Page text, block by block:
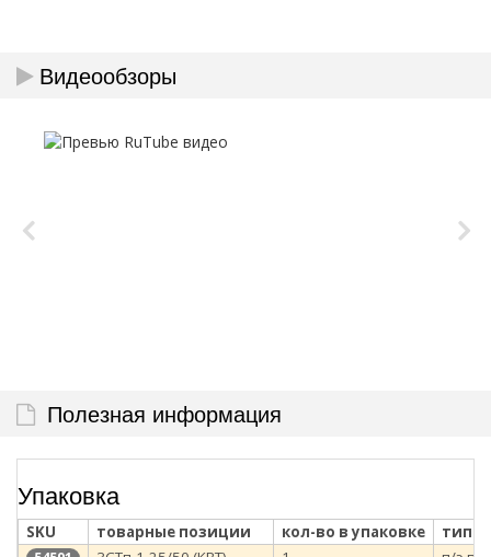
Видеообзоры
Полезная информация
Упаковка
SKU товарные позиции кол-во в упаковке тип